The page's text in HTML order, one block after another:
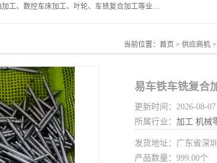
深圳市宝安区石岩瑞鑫五金制品厂主要经营丝杆加工、恒压阀、长轴加工、数控车床加工、叶轮、车铣复合加工等业务,深圳市宝安区石岩瑞鑫五金制品厂产品广泛应用于按摩椅、各类阀门、电机等石化类、机械类产品.
当前位置： 首页 > 供应商机 >
易车铁车铣复合
更新时间：2026-08-
所属行业： 加工 机械
发货地址：广东省深
产品数量：999.00个